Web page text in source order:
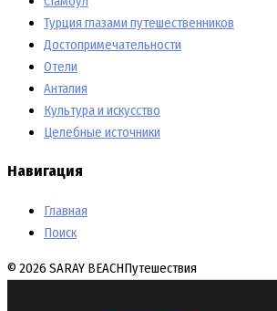
Турция глазами путешественников
Достопримечательности
Отели
Анталия
Культура и искусство
Целебные источники
Навигация
Главная
Поиск
© 2026 SARAY BEACHПутешествия